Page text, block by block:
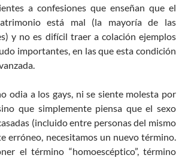
a confesiones que enseñan que el
está mal (la mayoría de las
y no es difícil traer a colación ejemplos
importantes, en las que esta condición
odia a los gays, ni se siente molesta por
que simplemente piensa que el sexo
(incluido entre personas del mismo
erróneo, necesitamos un nuevo término.
el término “homoescéptico”, término